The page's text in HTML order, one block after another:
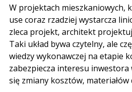
W projektach mieszkaniowych,
use coraz rzadziej wystarcza
zleca projekt, architekt
Taki układ bywa czytelny, ale
wiedzy wykonawczej na etapie
zabezpiecza interesu inwestora
się zmiany kosztów, materiałów